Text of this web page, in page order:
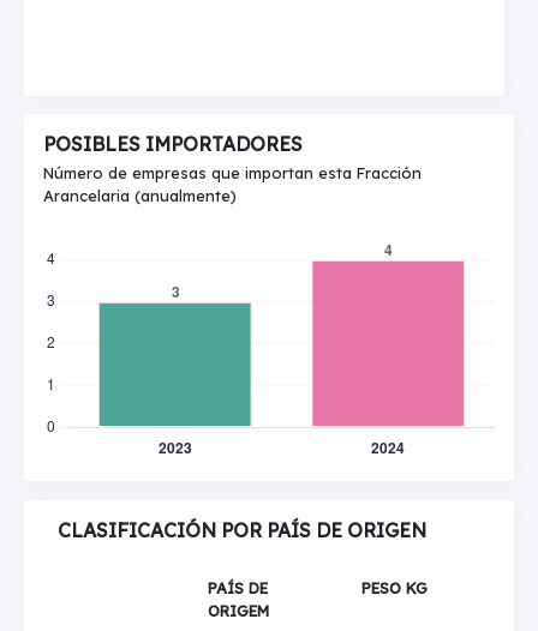
POSIBLES IMPORTADORES
Número de empresas que importan esta Fracción
Arancelaria (anualmente)
CLASIFICACIÓN POR PAÍS DE ORIGEN
PAÍS DE
ORIGEM
PESO KG